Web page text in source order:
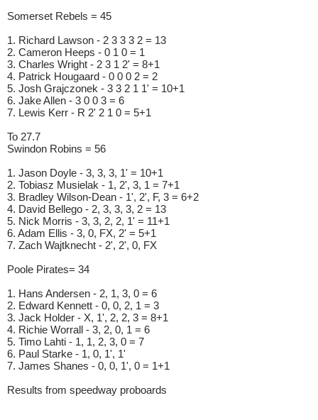
Somerset Rebels = 45
1. Richard Lawson - 2 3 3 3 2 = 13
2. Cameron Heeps - 0 1 0 = 1
3. Charles Wright - 2 3 1 2' = 8+1
4. Patrick Hougaard - 0 0 0 2 = 2
5. Josh Grajczonek - 3 3 2 1 1' = 10+1
6. Jake Allen - 3 0 0 3 = 6
7. Lewis Kerr - R 2' 2 1 0 = 5+1
To 27.7
Swindon Robins = 56
1. Jason Doyle - 3, 3, 3, 1' = 10+1
2. Tobiasz Musielak - 1, 2', 3, 1 = 7+1
3. Bradley Wilson-Dean - 1', 2', F, 3 = 6+2
4. David Bellego - 2, 3, 3, 3, 2 = 13
5. Nick Morris - 3, 3, 2, 2, 1' = 11+1
6. Adam Ellis - 3, 0, FX, 2' = 5+1
7. Zach Wajtknecht - 2', 2', 0, FX
Poole Pirates= 34
1. Hans Andersen - 2, 1, 3, 0 = 6
2. Edward Kennett - 0, 0, 2, 1 = 3
3. Jack Holder - X, 1', 2, 2, 3 = 8+1
4. Richie Worrall - 3, 2, 0, 1 = 6
5. Timo Lahti - 1, 1, 2, 3, 0 = 7
6. Paul Starke - 1, 0, 1', 1'
7. James Shanes - 0, 0, 1', 0 = 1+1
Results from speedway proboards